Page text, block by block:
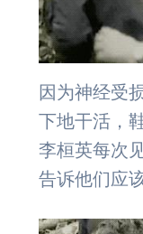
因为神经受
下地干活，
李桓英每次
告诉他们应